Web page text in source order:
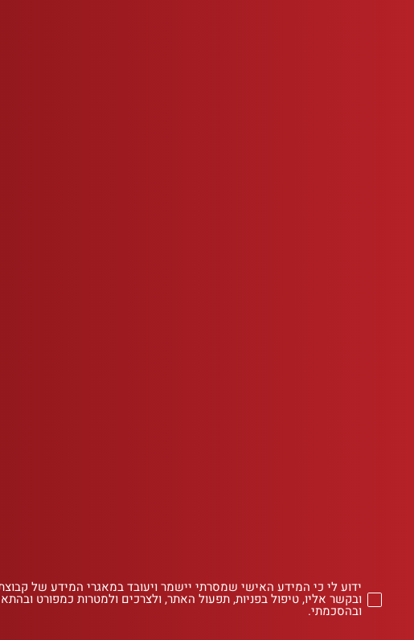
ידוע לי כי המידע האישי שמסרתי יישמר ויעובד במאגרי המידע של
ובקשר אליו, טיפול בפניות, תפעול האתר, ולצרכים ולמטרות כמפורט
ובהסכמתי.